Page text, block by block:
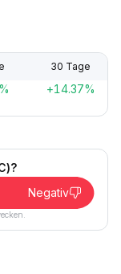
30 Tage
+14.37%
Negativ